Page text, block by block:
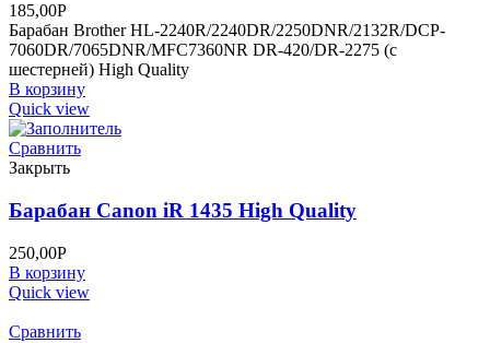
185,00Р
Барабан Brother HL-2240R/2240DR/2250DNR/2132R/DCP-
7060DR/7065DNR/MFC7360NR DR-420/DR-2275 (с
шестерней) High Quality
В корзину
Quick view
Сравнить
Закрыть
Барабан Canon iR 1435 High Quality
250,00Р
В корзину
Quick view
Сравнить